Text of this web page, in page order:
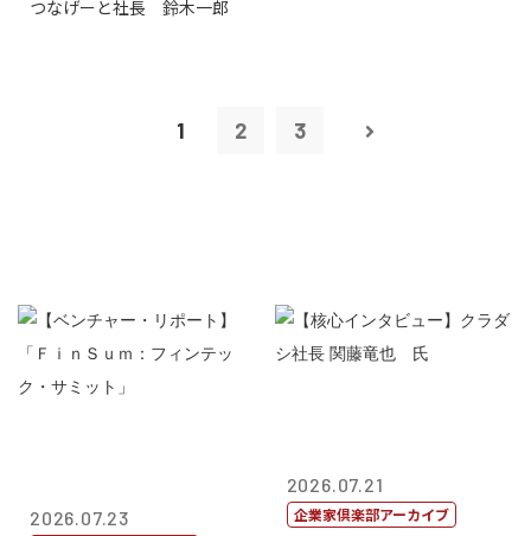
つなげーと社長 鈴木一郎
1 2 3
2026.07.23
2026.07.21
企業家倶楽部アーカイブ